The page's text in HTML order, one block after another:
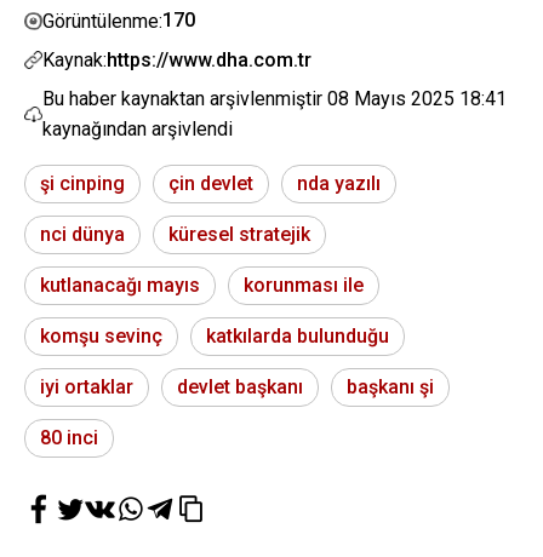
Görüntülenme:170
Kaynak:https://www.dha.com.tr
Bu haber kaynaktan arşivlenmiştir 08 Mayıs 2025 18:41
kaynağından arşivlendi
şi cinping çin devlet nda yazılı
nci dünya küresel stratejik
kutlanacağı mayıs korunması ile
komşu sevinç katkılarda bulunduğu
iyi ortaklar devlet başkanı başkanı şi
80 inci